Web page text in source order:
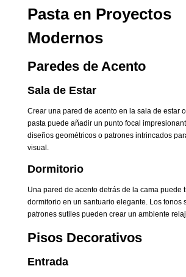
Pasta en Proyectos
Modernos
Paredes de Acento
Sala de Estar
Crear una pared de acento en la sala de estar
pasta puede añadir un punto focal
diseños geométricos o patrones intrincados
visual.
Dormitorio
Una pared de acento detrás de la cama puede
dormitorio en un santuario elegante. Los tonos
patrones sutiles pueden crear un ambiente
Pisos Decorativos
Entrada